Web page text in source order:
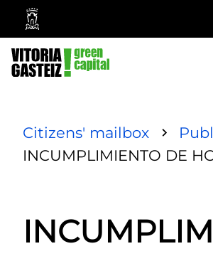
Vitoria-
Gasteiz
City
Council
Citizens' mailbox
INCUMPLIMIENTO DE